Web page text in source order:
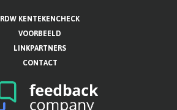
RDW KENTEKENCHECK
VOORBEELD
LINKPARTNERS
CONTACT